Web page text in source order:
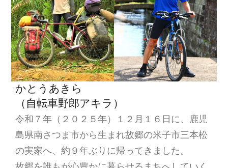
かとうあきら
（自転車野郎アキラ）
令和７年（２０２５年）１２月１６日に、鹿児
島県南さつま市から生まれ故郷の米子市三本松
の実家へ、約９年ぶりに帰ってきました。